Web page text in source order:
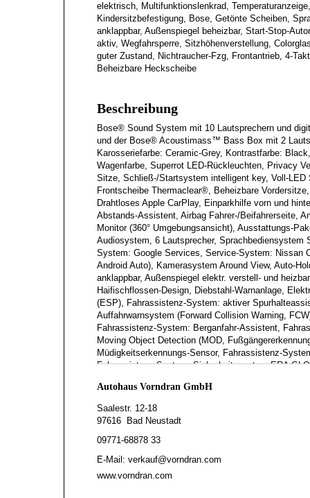
elektrisch, Multifunktionslenkrad,
Kindersitzbefestigung, Bose, Getönte Scheiben,
anklappbar, Außenspiegel beheizbar, Start-Stop-
aktiv, Wegfahrsperre, Sitzhöhenverstellung,
guter Zustand, Nichtraucher-Fzg, Frontantrieb, 4-
Beheizbare Heckscheibe
Beschreibung
Bose® Sound System mit 10 Lautsprechern und
und der Bose® Acoustimass™ Bass Box mit 2
Karosseriefarbe: Ceramic-Grey, Kontrastfarbe:
Wagenfarbe, Superrot LED-Rückleuchten, Privacy
Sitze, Schließ-/Startsystem intelligent key, Voll-
Frontscheibe Thermaclear®, Beheizbare
Drahtloses Apple CarPlay, Einparkhilfe vorn und
Abstands-Assistent, Airbag Fahrer-/Beifahrerseite,
Monitor (360° Umgebungsansicht), Ausstattungs-
Audiosystem, 6 Lautsprecher, Sprachbediensystem
System: Google Services, Service-System: Nissan
Android Auto), Kamerasystem Around View, Auto-
anklappbar, Außenspiegel elektr. verstell- und
Haifischflossen-Design, Diebstahl-Warnanlage,
(ESP), Fahrassistenz-System: aktiver
Auffahrwarnsystem (Forward Collision Warning,
Fahrassistenz-System: Berganfahr-Assistent,
Moving Object Detection (MOD,
Müdigkeitserkennungs-Sensor, Fahrassistenz-
Fahrassistenz-System: Sicherheitssystem ERA
vorn + hinten, Gepäck-/Laderaum-Unterteilung
beleuchtet, Heckleuchten LED, Innenraumfilter:
TFT-Farbdisplay (12,3 Zoll), Isofix-Aufnahmen für
Lendenwirbelstütze Sitz vorn links, elektr.
Mittelarmlehne hinten mit Getränkehalter,
LED, Notbrems-Warnblinkautomatik, Otto-
Autohaus Vorndran GmbH
Saalestr. 12-18
97616 Bad Neustadt
09771-68878 33
E-Mail: verkauf@vorndran.com
www.vorndran.com